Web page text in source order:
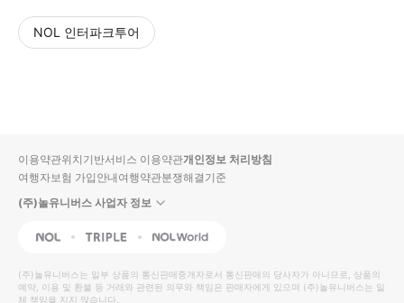
NOL 인터파크투어
입니
다.
높
은
동
영
순
상
이용약관위치기반서비스 이용약관개인정보 처리방침
여행자보험 가입안내여행약관분쟁해결기준
(주)놀유니버스 사업자 정보
NOL Triple Interpark Global
(주)놀유니버스는 일부 상품의 통신판매중개자로서 통신판매의 당사자가 아니므로, 상품의
예약, 이용 및 환불 등 거래와 관련된 의무와 책임은 판매자에게 있으며 (주)놀유니버스는 일
체 책임을 지지 않습니다.